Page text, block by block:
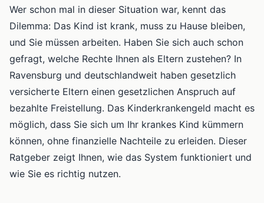
Wer schon mal in dieser Situation war, kennt das
Dilemma: Das Kind ist krank, muss zu Hause bleiben,
und Sie müssen arbeiten. Haben Sie sich auch schon
gefragt, welche Rechte Ihnen als Eltern zustehen? In
Ravensburg und deutschlandweit haben gesetzlich
versicherte Eltern einen gesetzlichen Anspruch auf
bezahlte Freistellung. Das Kinderkrankengeld macht es
möglich, dass Sie sich um Ihr krankes Kind kümmern
können, ohne finanzielle Nachteile zu erleiden. Dieser
Ratgeber zeigt Ihnen, wie das System funktioniert und
wie Sie es richtig nutzen.